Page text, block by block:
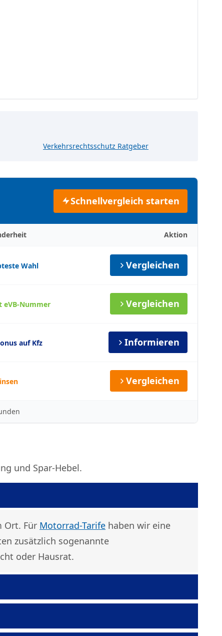
Verkehrsrechtsschutz Ratgeber
Schnellvergleich starten
Aktion
Wahl Vergleichen
eVB-Nummer Vergleichen
auf Kfz Informieren
Vergleichen
und Spar-Hebel.
Ort. Für Motorrad-Tarife haben wir eine
zusätzlich sogenannte
oder Hausrat.